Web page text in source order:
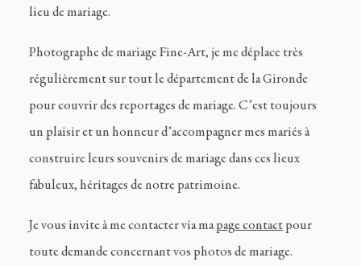
lieu de mariage.
Photographe de mariage Fine-Art, je me déplace très
régulièrement sur tout le département de la Gironde
pour couvrir des reportages de mariage. C’est toujours
un plaisir et un honneur d’accompagner mes mariés à
construire leurs souvenirs de mariage dans ces lieux
fabuleux, héritages de notre patrimoine.
Je vous invite à me contacter via mapage contactpour
toute demande concernant vos photos de mariage.